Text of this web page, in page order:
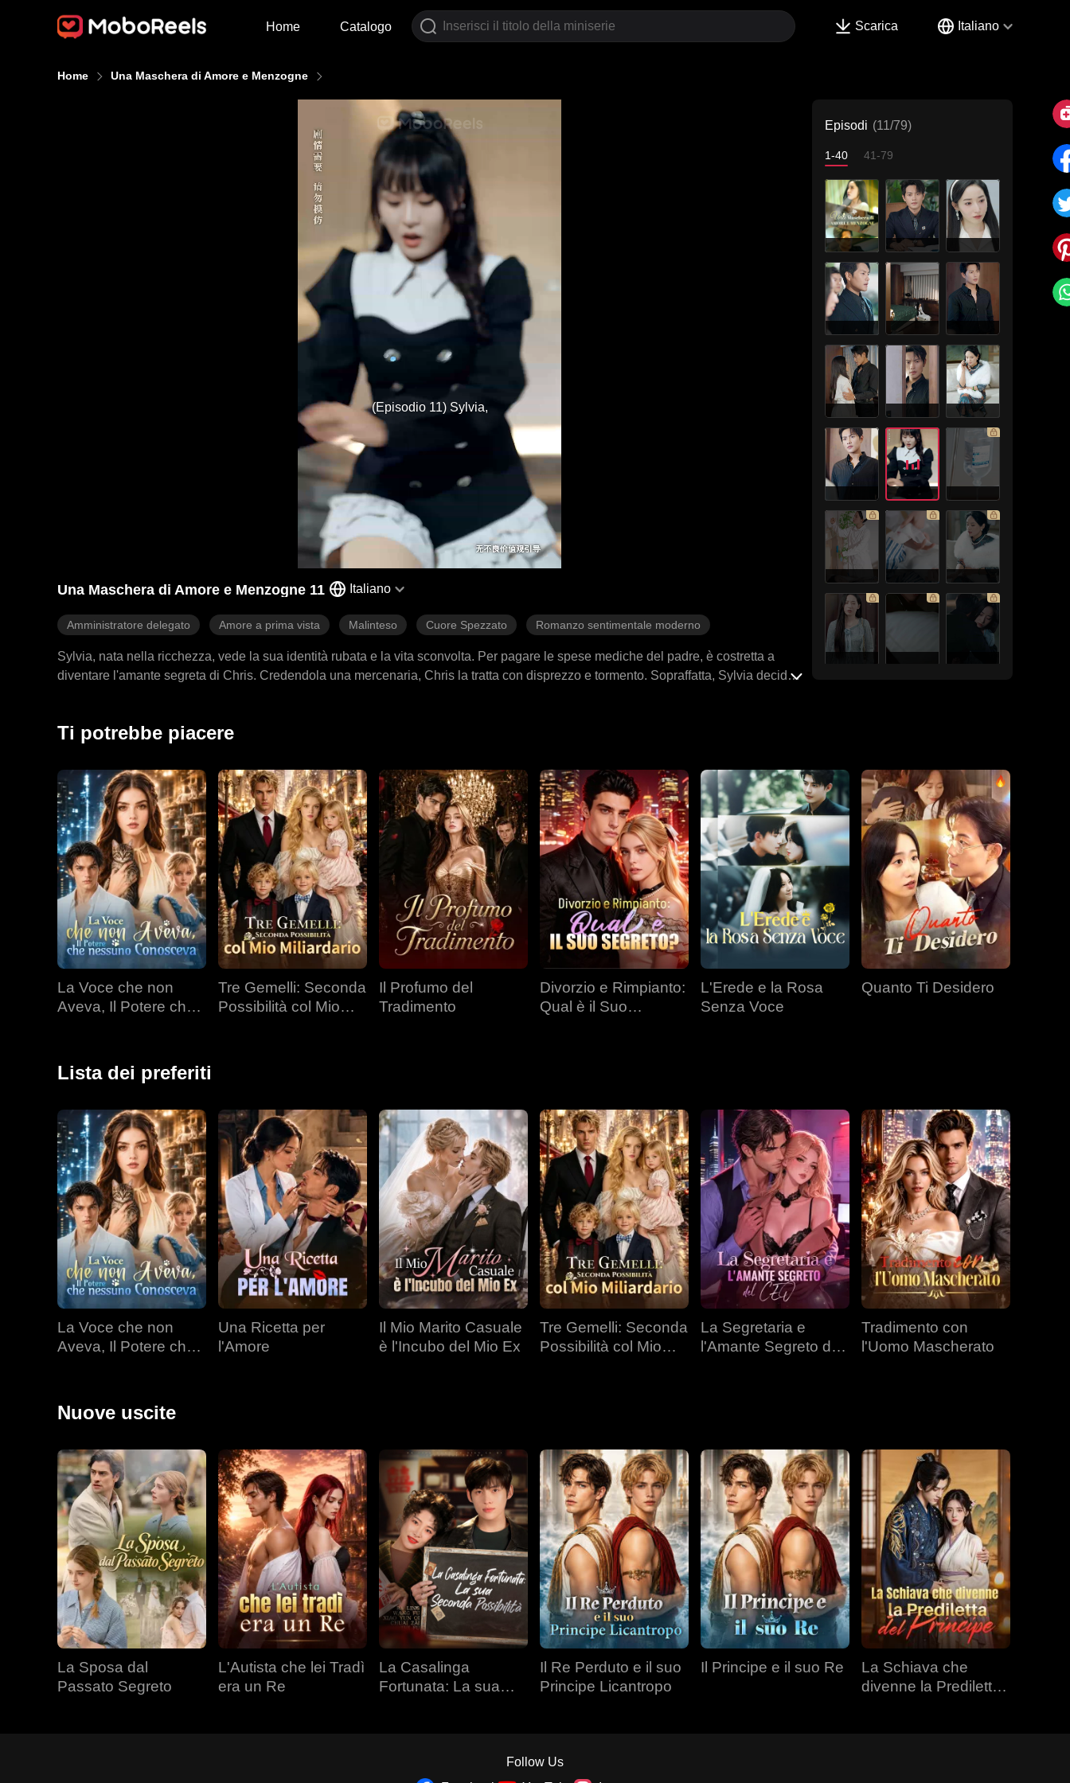
Home Catalogo Scarica Italiano
Home Una Maschera di Amore e Menzogne
(Episodio 11) Sylvia,
Una Maschera di Amore e Menzogne 11 Italiano
Amministratore delegato Amore a prima vista Malinteso Cuore Spezzato Romanzo sentimentale moderno
Sylvia, nata nella ricchezza, vede la sua identità rubata e la vita sconvolta. Per pagare le spese mediche del padre, è costretta a
diventare l'amante segreta di Chris. Credendola una mercenaria, Chris la tratta con disprezzo e tormento. Sopraffatta, Sylvia decide
ormai gelato di Sylvia inizi a scongelarsi al suo cambiamento, i due devono ancora superare le immense barriere dello status e dei
Episodi (11/79)
1-40 41-79
Ti potrebbe piacere
La Voce che non
Aveva, Il Potere che
Tre Gemelli: Seconda
Possibilità col Mio
Il Profumo del
Tradimento
Divorzio e Rimpianto:
Qual è il Suo
L'Erede e la Rosa
Senza Voce
Quanto Ti Desidero
Lista dei preferiti
La Voce che non
Aveva, Il Potere che
Una Ricetta per
l'Amore
Il Mio Marito Casuale
è l'Incubo del Mio Ex
Tre Gemelli: Seconda
Possibilità col Mio
La Segretaria e
l'Amante Segreto del
Tradimento con
l'Uomo Mascherato
Nuove uscite
La Sposa dal
Passato Segreto
L'Autista che lei Tradì
era un Re
La Casalinga
Fortunata: La sua
Il Re Perduto e il suo
Principe Licantropo
Il Principe e il suo Re
La Schiava che
divenne la Prediletta
Follow Us